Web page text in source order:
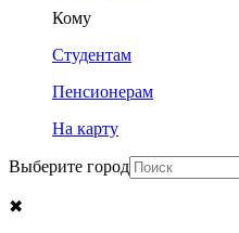
Кому
Студентам
Пенсионерам
На карту
Выберите город
✖